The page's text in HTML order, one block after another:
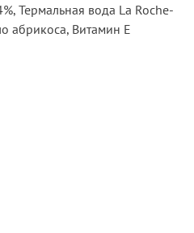
Термальная вода La Roche-
абрикоса, Витамин Е